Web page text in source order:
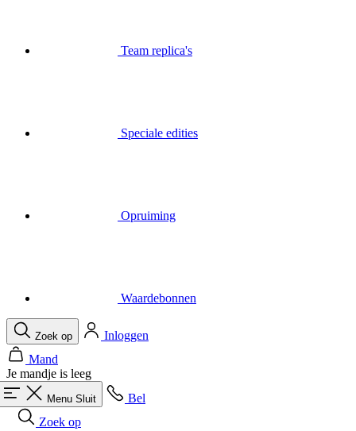
Team replica's
Speciale edities
Opruiming
Waardebonnen
Zoek op
Inloggen
Mand
Je mandje is leeg
Menu Sluit
Bel
Zoek op